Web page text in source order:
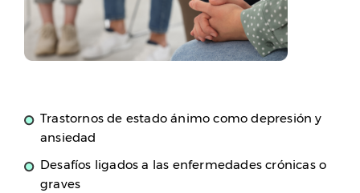
Trastornos de estado ánimo como depresión y
ansiedad
Desafíos ligados a las enfermedades crónicas o
graves